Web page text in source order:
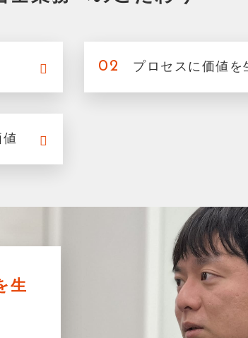
02 プロセスに価値を
値
生